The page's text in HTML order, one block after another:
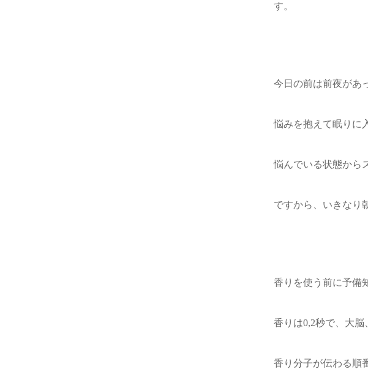
す。
今日の前は前夜があ
悩みを抱えて眠りに
悩んでいる状態から
ですから、いきなり
香りを使う前に予備
香りは0,2秒で、 大脳
香り分子が伝わる順